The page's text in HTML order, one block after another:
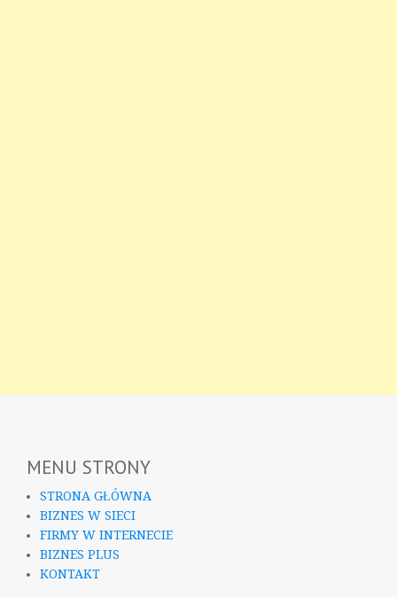
MENU STRONY
STRONA GŁÓWNA
BIZNES W SIECI
FIRMY W INTERNECIE
BIZNES PLUS
KONTAKT